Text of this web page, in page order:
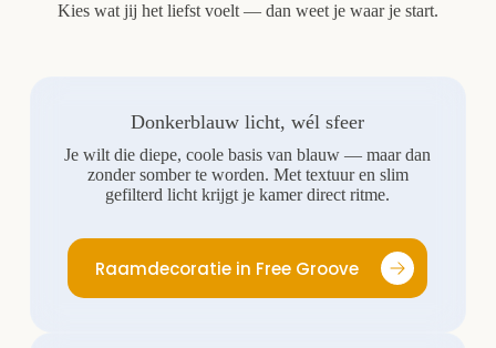
Kies wat jij het liefst voelt — dan weet je waar je start.
Donkerblauw licht, wél sfeer
Je wilt die diepe, coole basis van blauw — maar dan
zonder somber te worden. Met textuur en slim
gefilterd licht krijgt je kamer direct ritme.
Raamdecoratie in Free Groove